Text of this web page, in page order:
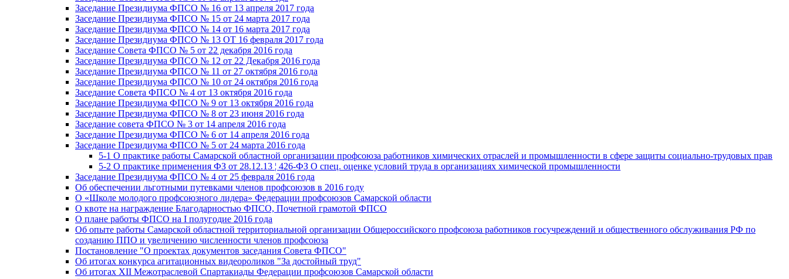
Заседание Президиума ФПСО № 16 от 13 апреля 2017 года
Заседание Президиума ФПСО № 15 от 24 марта 2017 года
Заседание Президиума ФПСО № 14 от 16 марта 2017 года
Заседание Президиума ФПСО № 13 ОТ 16 февраля 2017 года
Заседание Совета ФПСО № 5 от 22 декабря 2016 года
Заседание Президиума ФПСО № 12 от 22 Декабря 2016 года
Заседание Президиума ФПСО № 11 от 27 октября 2016 года
Заседание Президиума ФПСО № 10 от 24 октября 2016 года
Заседание Совета ФПСО № 4 от 13 октября 2016 года
Заседание Президиума ФПСО № 9 от 13 октября 2016 года
Заседание Президиума ФПСО № 8 от 23 июня 2016 года
Заседание совета ФПСО № 3 от 14 апреля 2016 года
Заседание Президиума ФПСО № 6 от 14 апреля 2016 года
Заседание Президиума ФПСО № 5 от 24 марта 2016 года
5-1 О практике работы Самарской областной организации профсоюза работников химических отраслей и промышленности в сфере защиты социально-трудовых прав
5-2 О практике применения ФЗ от 28.12.13 ¦ 426-ФЗ О спец. оценке условий труда в организациях химической промышленности
Заседание Президиума ФПСО № 4 от 25 февраля 2016 года
Об обеспечении льготными путевками членов профсоюзов в 2016 году
О «Школе молодого профсоюзного лидера» Федерации профсоюзов Самарской области
О квоте на награждение Благодарностью ФПСО, Почетной грамотой ФПСО
О плане работы ФПСО на I полугодие 2016 года
Об опыте работы Самарской областной территориальной организации Общероссийского профсоюза работников госучреждений и общественного обслуживания РФ по
созданию ППО и увеличению численности членов профсоюза
Постановление "О проектах документов заседания Совета ФПСО"
Об итогах конкурса агитационных видеороликов "За достойный труд"
Об итогах XII Межотраслевой Спартакиады Федерации профсоюзов Самарской области